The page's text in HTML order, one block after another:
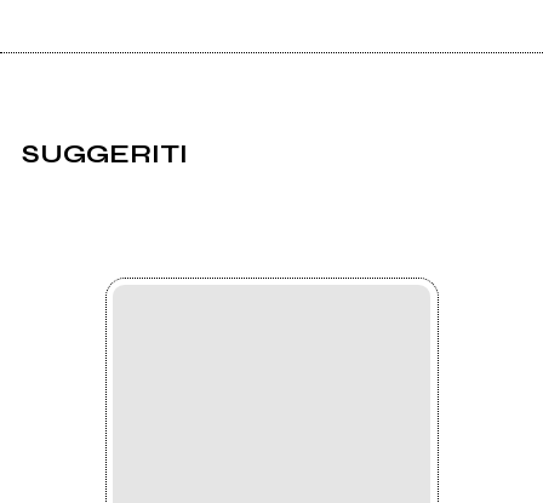
SUGGERITI